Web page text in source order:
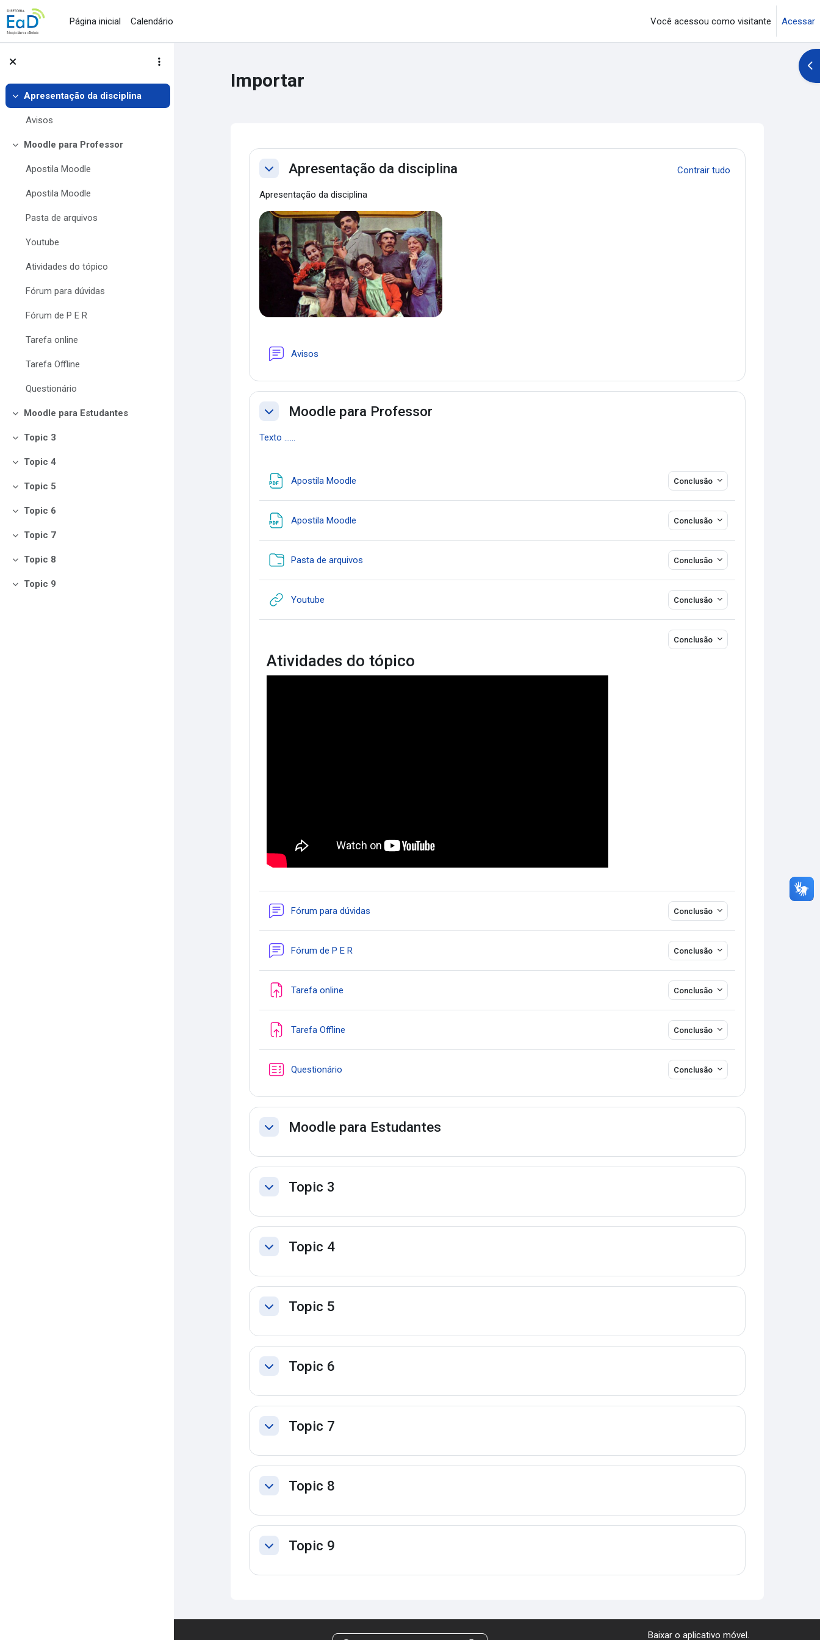
Ir para o conteúdo principal
Página inicial
Calendário Você acessou como visitante Acessar
Contrair
Apresentação da disciplina
Avisos
Contrair
Moodle para Professor
Apostila Moodle
Apostila Moodle
Pasta de arquivos
Youtube
Atividades do tópico
Fórum para dúvidas
Fórum de P E R
Tarefa online
Tarefa Offline
Questionário
Contrair
Moodle para Estudantes
Contrair
Topic 3
Contrair
Topic 4
Contrair
Topic 5
Contrair
Topic 6
Contrair
Topic 7
Contrair
Topic 8
Contrair
Topic 9
Importar
Contorno da seção
ContrairApresentação da disciplina Contrair tudo
Apresentação da disciplina
Avisos
ContrairMoodle para Professor
Texto ......
Apostila Moodle Conclusão
Apostila Moodle Conclusão
Pasta de arquivos Conclusão
Youtube Conclusão
Conclusão
Atividades do tópico
Fórum para dúvidas Conclusão
Fórum de P E R Conclusão
Tarefa online Conclusão
Tarefa Offline Conclusão
Questionário Conclusão
ContrairMoodle para Estudantes
ContrairTopic 3
ContrairTopic 4
ContrairTopic 5
ContrairTopic 6
ContrairTopic 7
ContrairTopic 8
ContrairTopic 9
Baixar o aplicativo móvel.